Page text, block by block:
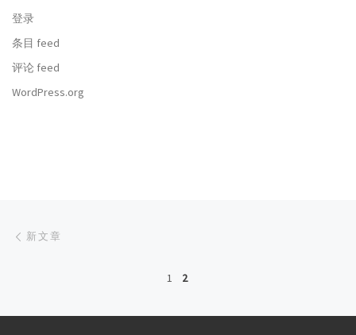
登录
条目 feed
评论 feed
WordPress.org
文章导航
新文章
1 2